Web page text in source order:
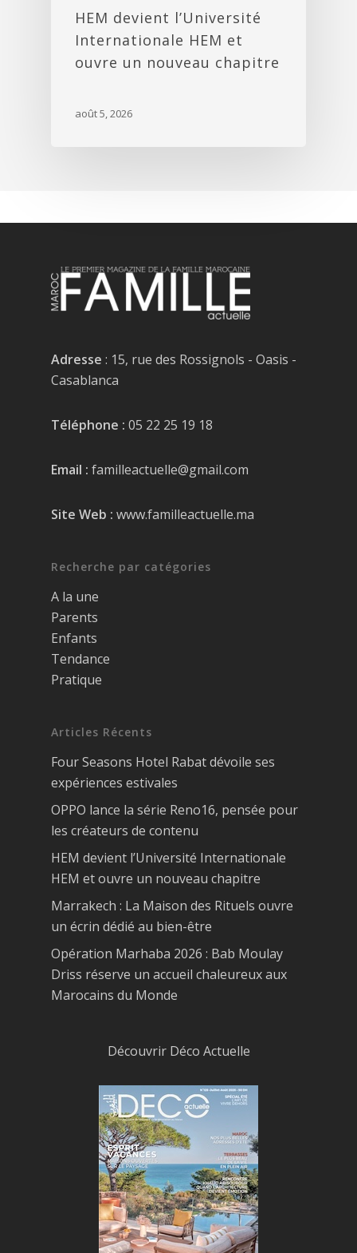
HEM devient l’Université
Internationale HEM et
ouvre un nouveau chapitre
août 5, 2026
Adresse : 15, rue des Rossignols - Oasis -
Casablanca
Téléphone : 05 22 25 19 18
Email : familleactuelle@gmail.com
Site Web : www.familleactuelle.ma
Recherche par catégories
A la une
Parents
Enfants
Tendance
Pratique
Articles Récents
Four Seasons Hotel Rabat dévoile ses
expériences estivales
OPPO lance la série Reno16, pensée pour
les créateurs de contenu
HEM devient l’Université Internationale
HEM et ouvre un nouveau chapitre
Marrakech : La Maison des Rituels ouvre
un écrin dédié au bien-être
Opération Marhaba 2026 : Bab Moulay
Driss réserve un accueil chaleureux aux
Marocains du Monde
Découvrir Déco Actuelle